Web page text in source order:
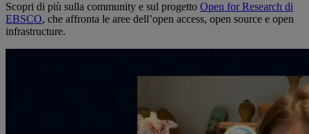
Scopri di più sulla community e sul progetto Open for Research di
EBSCO, che affronta le aree dell’open access, open source e open
infrastructure.